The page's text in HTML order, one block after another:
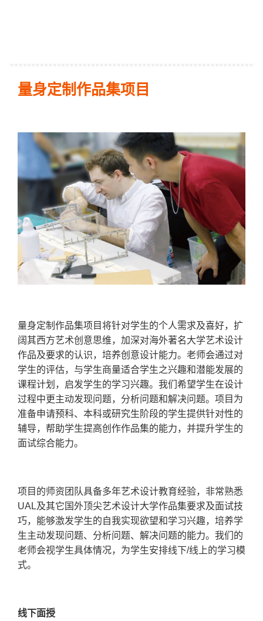
量身定制作品集项目
量身定制作品集项目将针对学生的个人需求及喜好，扩
阔其西方艺术创意思维，加深对海外著名大学艺术设计
作品及要求的认识，培养创意设计能力。老师会通过对
学生的评估，与学生商量适合学生之兴趣和潜能发展的
课程计划，启发学生的学习兴趣。我们希望学生在设计
过程中更主动发现问题，分析问题和解决问题。项目为
准备申请预科、本科或研究生阶段的学生提供针对性的
辅导，帮助学生提高创作作品集的能力，并提升学生的
面试综合能力。
项目的师资团队具备多年艺术设计教育经验，非常熟悉
UAL及其它国外顶尖艺术设计大学作品集要求及面试技
巧，能够激发学生的自我实现欲望和学习兴趣，培养学
生主动发现问题、分析问题、解决问题的能力。我们的
老师会视学生具体情况，为学生安排线下/线上的学习模
式。
线下面授